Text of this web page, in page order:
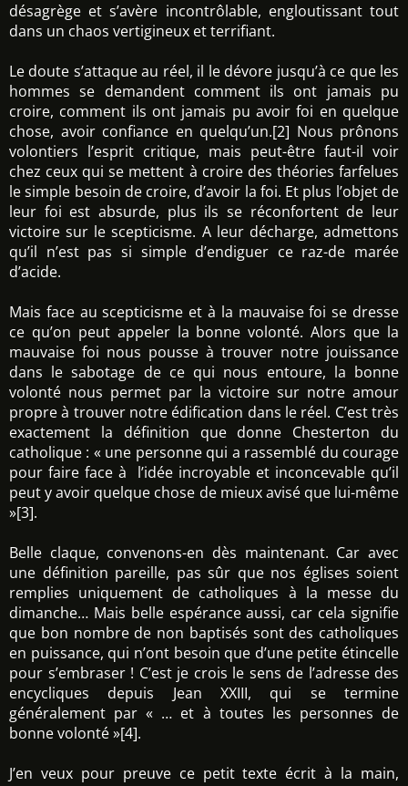
désagrège et s’avère incontrôlable, engloutissant tout
dans un chaos vertigineux et terrifiant.
Le doute s’attaque au réel, il le dévore jusqu’à ce que les
hommes se demandent comment ils ont jamais pu
croire, comment ils ont jamais pu avoir foi en quelque
chose, avoir confiance en quelqu’un.[2] Nous prônons
volontiers l’esprit critique, mais peut-être faut-il voir
chez ceux qui se mettent à croire des théories farfelues
le simple besoin de croire, d’avoir la foi. Et plus l’objet de
leur foi est absurde, plus ils se réconfortent de leur
victoire sur le scepticisme. A leur décharge, admettons
qu’il n’est pas si simple d’endiguer ce raz-de marée
d’acide.
Mais face au scepticisme et à la mauvaise foi se dresse
ce qu’on peut appeler la bonne volonté. Alors que la
mauvaise foi nous pousse à trouver notre jouissance
dans le sabotage de ce qui nous entoure, la bonne
volonté nous permet par la victoire sur notre amour
propre à trouver notre édification dans le réel. C’est très
exactement la définition que donne Chesterton du
catholique : « une personne qui a rassemblé du courage
pour faire face à l’idée incroyable et inconcevable qu’il
peut y avoir quelque chose de mieux avisé que lui-même
»[3].
Belle claque, convenons-en dès maintenant. Car avec
une définition pareille, pas sûr que nos églises soient
remplies uniquement de catholiques à la messe du
dimanche… Mais belle espérance aussi, car cela signifie
que bon nombre de non baptisés sont des catholiques
en puissance, qui n’ont besoin que d’une petite étincelle
pour s’embraser ! C’est je crois le sens de l’adresse des
encycliques depuis Jean XXIII, qui se termine
généralement par « … et à toutes les personnes de
bonne volonté »[4].
J’en veux pour preuve ce petit texte écrit à la main,